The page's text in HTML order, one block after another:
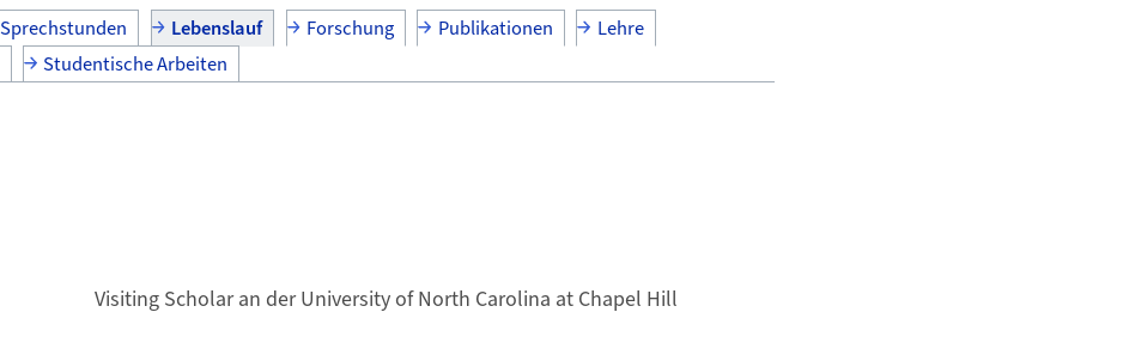
Sprechstunden Lebenslauf Forschung Publikationen
Lehre
Studentische Arbeiten
Visiting Scholar an der University of North Carolina at Chapel Hill